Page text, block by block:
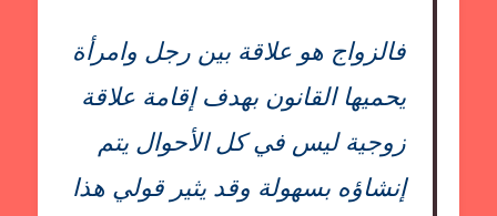
فالزواج هو علاقة بين رجل وامرأة
يحميها القانون بهدف إقامة علاقة
زوجية ليس في كل الأحوال يتم
إنشاؤه بسهولة وقد يثير قولي هذا